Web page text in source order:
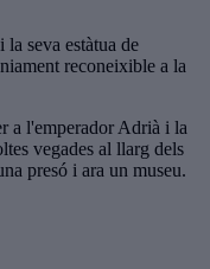
seva estàtua de
reconeixible a la
a l'emperador Adrià i la
vegades al llarg dels
presó i ara un museu.